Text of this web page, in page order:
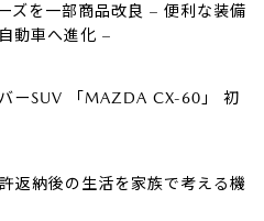
ズを一部商品改良 – 便利な装備
動車へ進化 –
ーSUV 「MAZDA CX-60」 初
返納後の生活を家族で考える機